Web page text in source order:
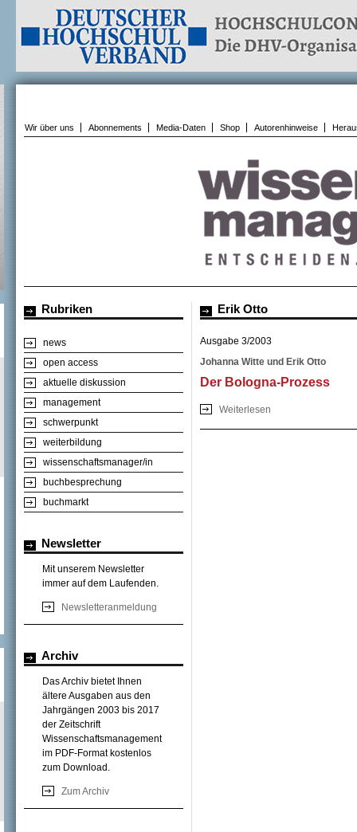
Wir über uns Abonnements Media-Daten Shop Autorenhinweise
Rubriken
news
open access
aktuelle diskussion
management
schwerpunkt
weiterbildung
wissenschaftsmanager/in
buchbesprechung
buchmarkt
Newsletter
Mit unserem Newsletter
immer auf dem Laufenden.
Newsletteranmeldung
Archiv
Das Archiv bietet Ihnen
ältere Ausgaben aus den
Jahrgängen 2003 bis 2017
der Zeitschrift
Wissenschaftsmanagement
im PDF-Format kostenlos
zum Download.
Zum Archiv
Erik Otto
Ausgabe 3/2003
Johanna Witte und Erik Otto
Der Bologna-Prozess
Weiterlesen